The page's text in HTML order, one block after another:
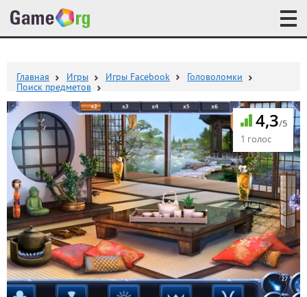
Главная Игры Игры Facebook
Головоломки
Поиск предметов
4,3/5
1 голос